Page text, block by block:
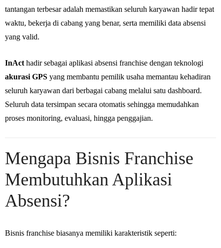
tantangan terbesar adalah memastikan seluruh karyawan hadir tepat
waktu, bekerja di cabang yang benar, serta memiliki data absensi
yang valid.
InAct hadir sebagai aplikasi absensi franchise dengan teknologi
akurasi GPS yang membantu pemilik usaha memantau kehadiran
seluruh karyawan dari berbagai cabang melalui satu dashboard.
Seluruh data tersimpan secara otomatis sehingga memudahkan
proses monitoring, evaluasi, hingga penggajian.
Mengapa Bisnis Franchise
Membutuhkan Aplikasi
Absensi?
Bisnis franchise biasanya memiliki karakteristik seperti: